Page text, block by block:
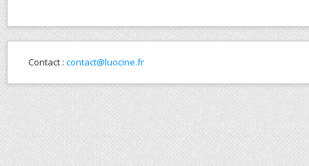
Contact : contact@luocine.fr